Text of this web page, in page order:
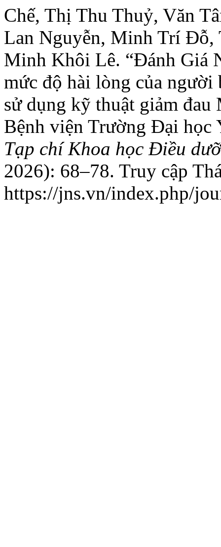
Chế, Thị Thu Thuỷ, Văn
Lan Nguyễn, Minh Trí
Minh Khôi Lê. “Đánh Giá
mức độ hài lòng của người
sử dụng kỹ thuật giảm
Bệnh viện Trường Đại học
Tạp chí Khoa học Điều
2026): 68–78. Truy cập
https://jns.vn/index.php/